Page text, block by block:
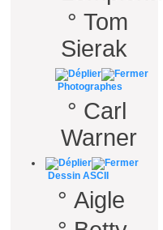
° Tom
Sierak
Photographes
° Carl
Warner
Dessin ASCII
° Aigle